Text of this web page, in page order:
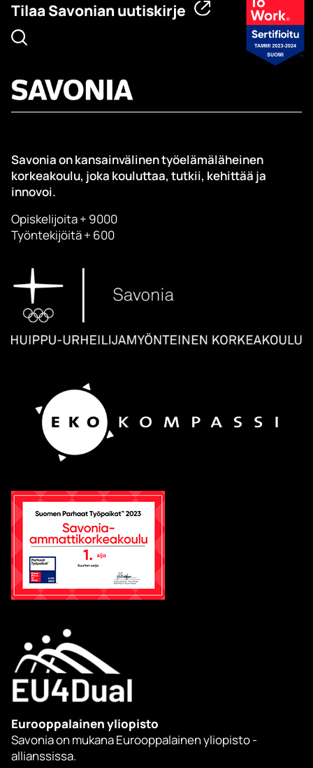
Tilaa Savonian uutiskirje
Savonia on kansainvälinen työelämäläheinen
korkeakoulu, joka kouluttaa, tutkii, kehittää ja
innovoi.
Opiskelijoita + 9000
Työntekijöitä + 600
Eurooppalainen yliopisto
Savonia on mukana Eurooppalainen yliopisto -
allianssissa.